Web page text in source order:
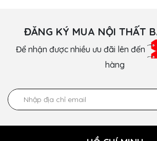
ĐĂNG KÝ MUA NỘI THẤT
Để nhận được nhiều ưu đãi lên đến
hàng